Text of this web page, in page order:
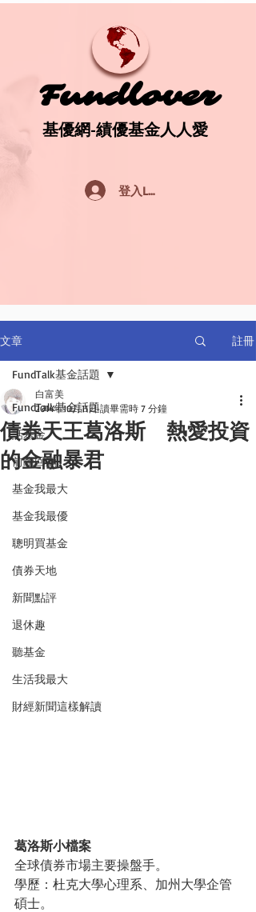
Fundlover
Fundlover
基優網-績優基金人人愛
基優網-績優基金人人愛
登入Log In
文章 註冊
FundTalk基金話題
話基金
前瞻回顧
基金我最大
基金我最優
聰明買基金
債券天地
新聞點評
退休趣
聽基金
生活我最大
財經新聞這樣解讀
FundTalk基金話題
債券天王葛洛斯 熱愛投資
的金融暴君
白富美
2014年10月11日 讀畢需時 7 分鐘
葛洛斯小檔案
全球債券市場主要操盤手。
學歷：杜克大學心理系、加州大學企管
碩士。